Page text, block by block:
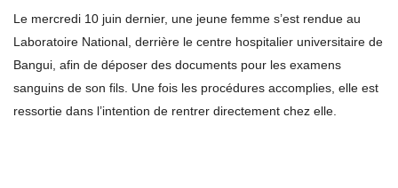
Le mercredi 10 juin dernier, une jeune femme s’est rendue au
Laboratoire National, derrière le centre hospitalier universitaire de
Bangui, afin de déposer des documents pour les examens
sanguins de son fils. Une fois les procédures accomplies, elle est
ressortie dans l’intention de rentrer directement chez elle.